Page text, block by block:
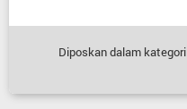
Diposkan dalam kategori